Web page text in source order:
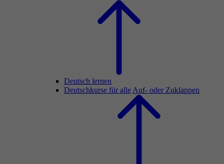
Deutsch lernen
Deutschkurse für alle Auf- oder Zuklappen